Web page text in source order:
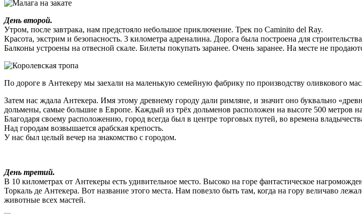
День второй.
Утром, после завтрака, нам предстояло небольшое приключение. Трек по Caminito del Ray.
Красота, экстрим и безопасность. 3 километра адреналина. Дорога была построена для
Балконы устроены на отвесной скале. Билеты покупать заранее. Очень заранее. На месте не
По дороге в Антекеру мы заехали на маленькую семейную фабрику по производству оливкового
Затем нас ждала Антекера. Имя этому древнему городу дали римляне, и значит оно буквально
дольмены, самые большие в Европе. Каждый из трёх дольменов расположен на высоте 500 метров
Благодаря своему расположению, город всегда был в центре торговых путей, во времена
Над городам возвышается арабская крепость.
У нас был целый вечер на знакомство с городом.
День третий.
В 10 километрах от Антекеры есть удивительное место. Высоко на горе фантастическое
Торкаль де Антекера. Вот название этого места. Нам повезло быть там, когда на гору величаво
животные всех мастей.